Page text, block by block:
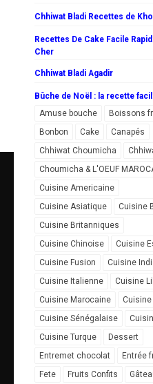
Chhiwat Bladi Recettes de
Recettes De Cake Facile
Cher
Chhiwat Bladi Agadir
Bûche de Noël : la recette
Amuse bouche
Boissons
Bonbon
Cake
Canapés
Chhiwat Choumicha
Choumicha & L'OEUF
Cuisine Americaine
Cuisine Asiatique
Cuisine
Cuisine Britanniques
Cuisine Chinoise
Cuisine
Cuisine Fusion
Cuisine
Cuisine Italienne
Cuisine
Cuisine Marocaine
Cuisine Sénégalaise
Cuisine Turque
Dessert
Entremet chocolat
Entrée
Fete
Fruits Confits